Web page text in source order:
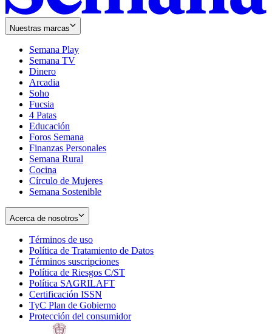
Nuestras marcas
Semana Play
Semana TV
Dinero
Arcadia
Soho
in
new
window
Fucsia
in
new
window
4 Patas
Educación
Foros Semana
Finanzas Personales
Semana Rural
Cocina
Círculo de Mujeres
Semana Sostenible
Acerca de nosotros
Términos de uso
in
new
window
Política de Tratamiento de Datos
Términos suscripciones
in
Política de Riesgos C/ST
Política SAGRILAFT
new
window
Certificación ISSN
in
new
TyC Plan de Gobierno
in
Protección del consumidorOpens